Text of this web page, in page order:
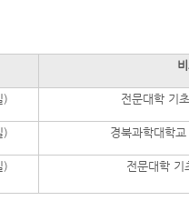
) 전문대학 기
) 경북과학대학
) 전문대학 기